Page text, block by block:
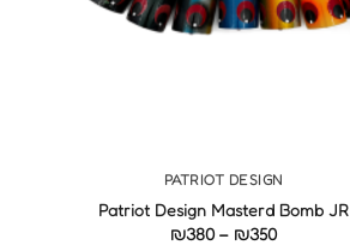
PATRIOT DESIGN
Patriot Design Masterd Bomb JR
₪350
–
₪380
טווח